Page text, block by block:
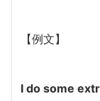
【例文】
I do some